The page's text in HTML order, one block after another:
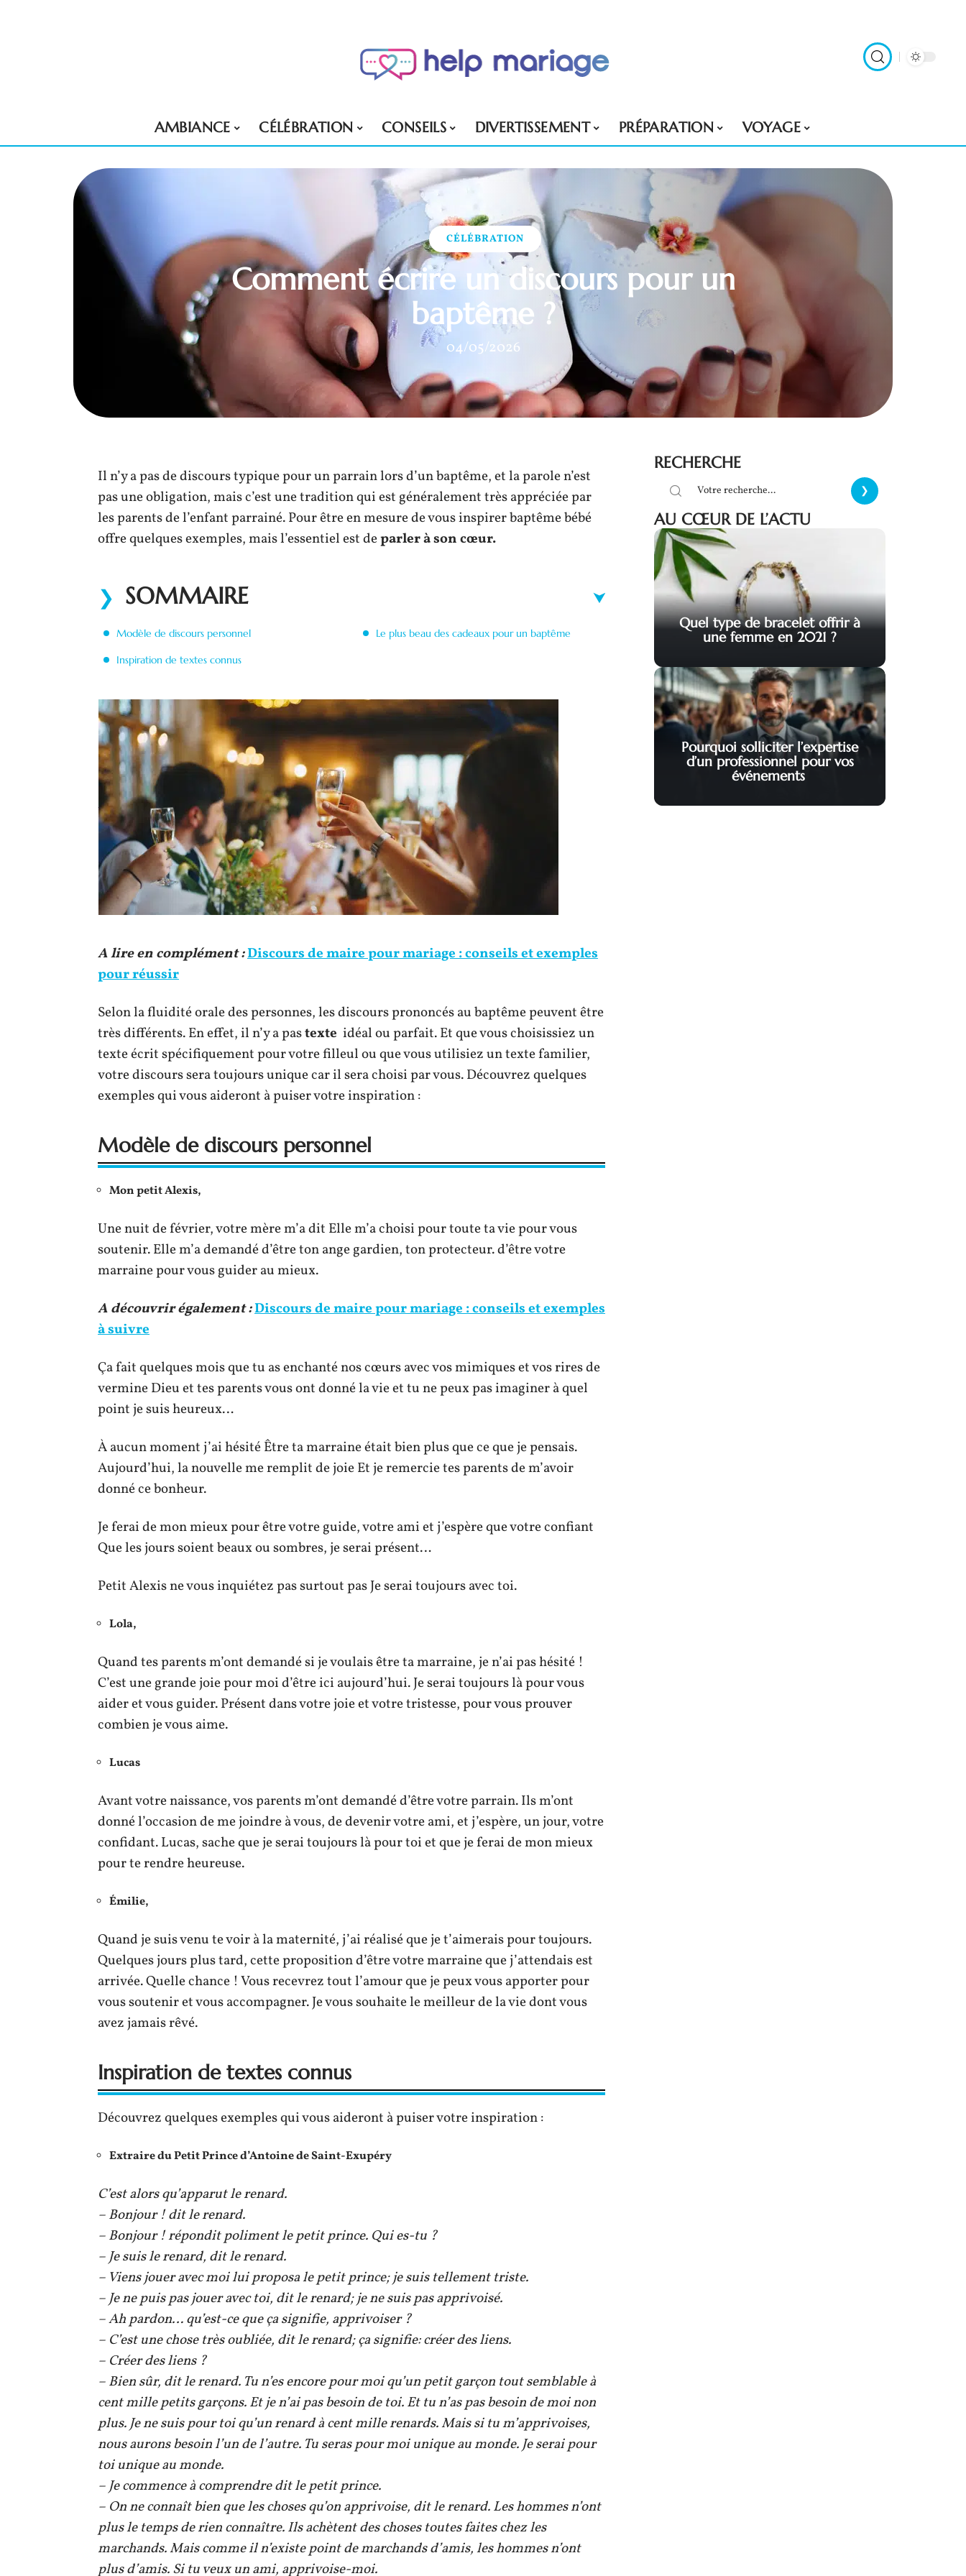
AMBIANCE CÉLÉBRATION CONSEILS DIVERTISSEMENT PRÉPARATION VOYAGE
CÉLÉBRATION
Comment écrire un discours pour un
baptême ?
04/05/2026
Il n’y a pas de discours typique pour un parrain lors d’un baptême, et la parole n’est
pas une obligation, mais c’est une tradition qui est généralement très appréciée par
les parents de l’enfant parrainé. Pour être en mesure de vous inspirer baptême bébé
offre quelques exemples, mais l’essentiel est deparler à son cœur.
SOMMAIRE
Modèle de discours personnel
Inspiration de textes connus
Le plus beau des cadeaux pour un baptême
A lire en complément :Discours de maire pour mariage : conseils et exemples
pour réussir
Selon la fluidité orale des personnes, les discours prononcés au baptême peuvent être
très différents. En effet, il n’y a pastexte idéal ou parfait. Et que vous choisissiez un
texte écrit spécifiquement pour votre filleul ou que vous utilisiez un texte familier,
votre discours sera toujours unique car il sera choisi par vous. Découvrez quelques
exemples qui vous aideront à puiser votre inspiration :
Modèle de discours personnel
Mon petit Alexis,
Une nuit de février, votre mère m’a dit Elle m’a choisi pour toute ta vie pour vous
soutenir. Elle m’a demandé d’être ton ange gardien, ton protecteur. d’être votre
marraine pour vous guider au mieux.
A découvrir également :Discours de maire pour mariage : conseils et exemples
à suivre
Ça fait quelques mois que tu as enchanté nos cœurs avec vos mimiques et vos rires de
vermine Dieu et tes parents vous ont donné la vie et tu ne peux pas imaginer à quel
point je suis heureux…
À aucun moment j’ai hésité Être ta marraine était bien plus que ce que je pensais.
Aujourd’hui, la nouvelle me remplit de joie Et je remercie tes parents de m’avoir
donné ce bonheur.
Je ferai de mon mieux pour être votre guide, votre ami et j’espère que votre confiant
Que les jours soient beaux ou sombres, je serai présent…
Petit Alexis ne vous inquiétez pas surtout pas Je serai toujours avec toi.
Lola,
Quand tes parents m’ont demandé si je voulais être ta marraine, je n’ai pas hésité !
C’est une grande joie pour moi d’être ici aujourd’hui. Je serai toujours là pour vous
aider et vous guider. Présent dans votre joie et votre tristesse, pour vous prouver
combien je vous aime.
Lucas
Avant votre naissance, vos parents m’ont demandé d’être votre parrain. Ils m’ont
donné l’occasion de me joindre à vous, de devenir votre ami, et j’espère, un jour, votre
confidant. Lucas, sache que je serai toujours là pour toi et que je ferai de mon mieux
pour te rendre heureuse.
Émilie,
Quand je suis venu te voir à la maternité, j’ai réalisé que je t’aimerais pour toujours.
Quelques jours plus tard, cette proposition d’être votre marraine que j’attendais est
arrivée. Quelle chance ! Vous recevrez tout l’amour que je peux vous apporter pour
vous soutenir et vous accompagner. Je vous souhaite le meilleur de la vie dont vous
avez jamais rêvé.
Inspiration de textes connus
Découvrez quelques exemples qui vous aideront à puiser votre inspiration :
Extraire du Petit Prince d’Antoine de Saint-Exupéry
C’est alors qu’apparut le renard.
– Bonjour ! dit le renard.
– Bonjour ! répondit poliment le petit prince. Qui es-tu ?
– Je suis le renard, dit le renard.
– Viens jouer avec moi lui proposa le petit prince; je suis tellement triste.
– Je ne puis pas jouer avec toi, dit le renard; je ne suis pas apprivoisé.
– Ah pardon… qu’est-ce que ça signifie, apprivoiser ?
– C’est une chose très oubliée, dit le renard; ça signifie: créer des liens.
– Créer des liens ?
– Bien sûr, dit le renard. Tu n’es encore pour moi qu’un petit garçon tout semblable à
cent mille petits garçons. Et je n’ai pas besoin de toi. Et tu n’as pas besoin de moi non
plus. Je ne suis pour toi qu’un renard à cent mille renards. Mais si tu m’apprivoises,
nous aurons besoin l’un de l’autre. Tu seras pour moi unique au monde. Je serai pour
toi unique au monde.
– Je commence à comprendre dit le petit prince.
– On ne connaît bien que les choses qu’on apprivoise, dit le renard. Les hommes n’ont
plus le temps de rien connaître. Ils achètent des choses toutes faites chez les
marchands. Mais comme il n’existe point de marchands d’amis, les hommes n’ont
plus d’amis. Si tu veux un ami, apprivoise-moi.
RECHERCHE
AU CŒUR DE L’ACTU
Quel type de bracelet offrir à
une femme en 2021 ?
Pourquoi solliciter l’expertise
d’un professionnel pour vos
événements